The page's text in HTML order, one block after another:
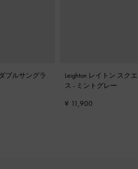
ブルサングラ
Leighton レイトン スク
ス - ミントグレー
¥ 11,900